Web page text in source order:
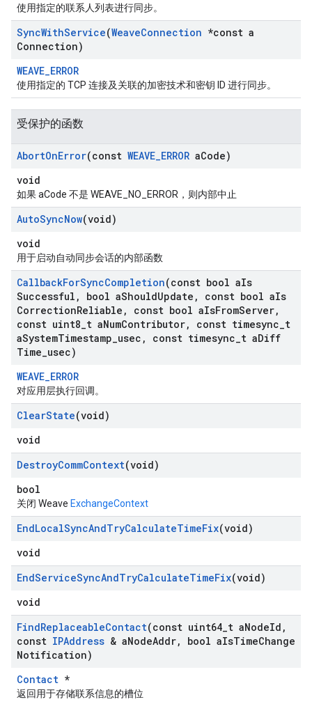
使用指定的联系人列表进行同步。
SyncWithService(WeaveConnection *const a
Connection)
WEAVE_ERROR
使用指定的 TCP 连接及关联的加密技术和密钥 ID 进行同步。
受保护的函数
AbortOnError(const WEAVE_ERROR aCode)
void
如果 aCode 不是 WEAVE_NO_ERROR，则内部中止
AutoSyncNow(void)
void
用于启动自动同步会话的内部函数
CallbackForSyncCompletion(const bool aIs
Successful , bool aShouldUpdate , const bool aIs
CorrectionReliable , const bool aIsFromServer,
const uint8 t aNumContributor, const timesync t
aSystemTimestamp usec , const timesync t aDiff
Time usec)
WEAVE_ERROR
对应用层执行回调。
ClearState(void)
void
DestroyCommContext(void)
bool
关闭 Weave ExchangeContext
EndLocalSyncAndTryCalculateTimeFix(void)
void
EndServiceSyncAndTryCalculateTimeFix(void)
void
FindReplaceableContact(const uint64 t aNodeId ,
const IPAddress & aNodeAddr, bool aIsTimeChange
Notification)
Contact *
返回用于存储联系信息的槽位